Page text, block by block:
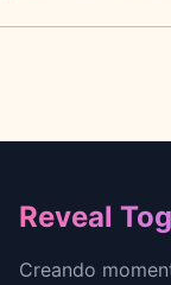
Footer
Reveal
Creando